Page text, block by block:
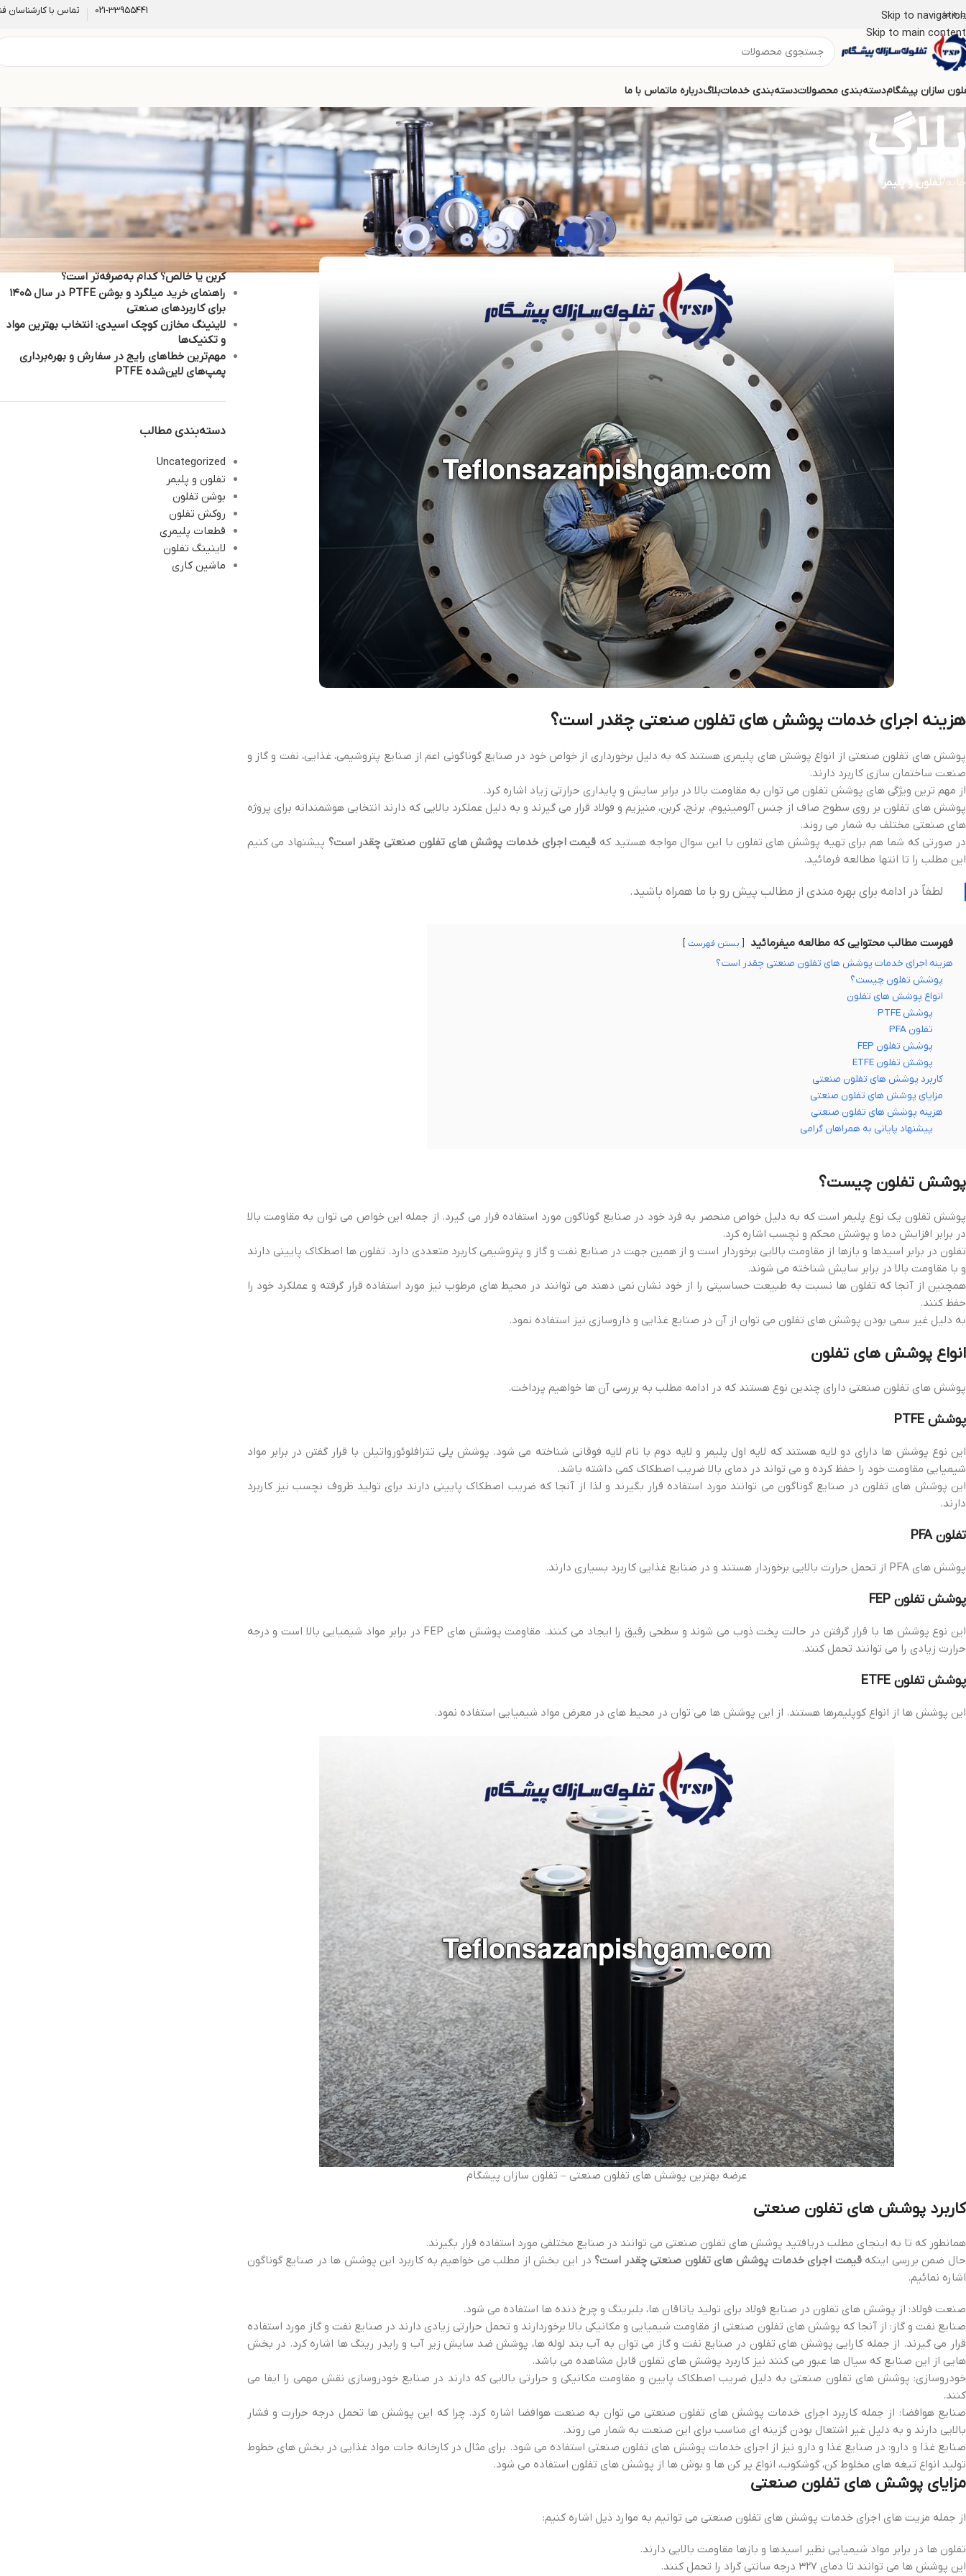
Skip to navigation
Skip to main content
ما 021-33955441 تماس با کارشناسان
سازان پیشگامدسته‌بندی محصولاتدسته‌بندی خدماتبلاگدرباره ماتماس با ما
بلاگ
خانه/تفلون و پلیمر
تفلون و پلیمر
قیمت اجرای خدمات پوشش های تفلون صنعتی چقدر است؟⭐️
در تاریخ آذر ۴, ۱۴۰۳ ۰
هزینه اجرای خدمات پوشش های تفلون صنعتی چقدر است؟
پوشش های تفلون صنعتی از انواع پوشش های پلیمری هستند که به دلیل برخورداری از خواص خود در صنایع گوناگونی اعم از صنایع پتروشیمی، غذایی، نفت و گاز و
صنعت ساختمان سازی کاربرد دارند.
از مهم ترین ویژگی های پوشش تفلون می توان به مقاومت بالا در برابر سایش و پایداری حرارتی زیاد اشاره کرد.
پوشش های تفلون بر روی سطوح صاف از جنس آلومینیوم، برنج، کربن، منیزیم و فولاد قرار می گیرند و به دلیل عملکرد بالایی که دارند انتخابی هوشمندانه برای پروژه
های صنعتی مختلف به شمار می روند.
در صورتی که شما هم برای تهیه پوشش های تفلون با این سوال مواجه هستید که قیمت اجرای خدمات پوشش های تفلون صنعتی چقدر است؟ پیشنهاد می کنیم
این مطلب را تا انتها مطالعه فرمائید.
لطفاً در ادامه برای بهره مندی از مطالب پیش رو با ما همراه باشید.
فهرست مطالب محتوایی که مطالعه میفرمائید بستن فهرست
هزینه اجرای خدمات پوشش های تفلون صنعتی چقدر است؟
پوشش تفلون چیست؟
انواع پوشش های تفلون
پوشش PTFE
تفلون PFA
پوشش تفلون FEP
پوشش تفلون ETFE
کاربرد پوشش های تفلون صنعتی
مزایای پوشش های تفلون صنعتی
هزینه پوشش های تفلون صنعتی
پیشنهاد پایانی به همراهان گرامی
پوشش تفلون چیست؟
پوشش تفلون یک نوع پلیمر است که به دلیل خواص منحصر به فرد خود در صنایع گوناگون مورد استفاده قرار می گیرد. از جمله این خواص می توان به مقاومت بالا
در برابر افزایش دما و پوشش محکم و نچسب اشاره کرد.
تفلون در برابر اسیدها و بازها از مقاومت بالایی برخوردار است و از همین جهت در صنایع نفت و گاز و پتروشیمی کاربرد متعددی دارد. تفلون ها اصطکاک پایینی دارند
و با مقاومت بالا در برابر سایش شناخته می شوند.
همچنین از آنجا که تفلون ها نسبت به طبیعت حساسیتی را از خود نشان نمی دهند می توانند در محیط های مرطوب نیز مورد استفاده قرار گرفته و عملکرد خود را
حفظ کنند.
به دلیل غیر سمی بودن پوشش های تفلون می توان از آن در صنایع غذایی و داروسازی نیز استفاده نمود.
انواع پوشش های تفلون
پوشش های تفلون صنعتی دارای چندین نوع هستند که در ادامه مطلب به بررسی آن ها خواهیم پرداخت.
پوشش PTFE
این نوع پوشش ها دارای دو لایه هستند که لایه اول پلیمر و لایه دوم با نام لایه فوقانی شناخته می شود. پوشش پلی تترافلوئورواتیلن با قرار گفتن در برابر مواد
شیمیایی مقاومت خود را حفظ کرده و می تواند در دمای بالا ضریب اصطکاک کمی داشته باشد.
این پوشش های تفلون در صنایع گوناگون می توانند مورد استفاده قرار بگیرند و لذا از آنجا که ضریب اصطکاک پایینی دارند برای تولید ظروف نچسب نیز کاربرد
دارند.
تفلون PFA
پوشش های PFA از تحمل حرارت بالایی برخوردار هستند و در صنایع غذایی کاربرد بسیاری دارند.
پوشش تفلون FEP
این نوع پوشش ها با قرار گرفتن در حالت پخت ذوب می شوند و سطحی رقیق را ایجاد می کنند. مقاومت پوشش های FEP در برابر مواد شیمیایی بالا است و درجه
حرارت زیادی را می توانند تحمل کنند.
پوشش تفلون ETFE
این پوشش ها از انواع کوپلیمرها هستند. از این پوشش ها می توان در محیط های در معرض مواد شیمیایی استفاده نمود.
عرضه بهترین پوشش های تفلون صنعتی – تفلون سازان پیشگام
کاربرد پوشش های تفلون صنعتی
همانطور که تا به اینجای مطلب دریافتید پوشش های تفلون صنعتی می توانند در صنایع مختلفی مورد استفاده قرار بگیرند.
حال ضمن بررسی اینکهقیمت اجرای خدمات پوشش های تفلون صنعتی چقدر است؟ در این بخش از مطلب می خواهیم به کاربرد این پوشش ها در صنایع گوناگون
اشاره نمائیم.
صنعت فولاد: از پوشش های تفلون در صنایع فولاد برای تولید یاتاقان ها، بلبرینگ و چرخ دنده ها استفاده می شود.
صنایع نفت و گاز: از آنجا که پوشش های تفلون صنعتی از مقاومت شیمیایی و مکانیکی بالا برخوردارند و تحمل حرارتی زیادی دارند در صنایع نفت و گاز مورد استفاده
قرار می گیرند. از جمله کارایی پوشش های تفلون در صنایع نفت و گاز می توان به آب بند لوله ها، پوشش ضد سایش زیر آب و رایدر رینگ ها اشاره کرد. در بخش
هایی از این صنایع که سیال ها عبور می کنند نیز کاربرد پوشش های تفلون قابل مشاهده می باشد.
خودروسازی: پوشش های تفلون صنعتی به دلیل ضریب اصطکاک پایین و مقاومت مکانیکی و حرارتی بالایی که دارند در صنایع خودروسازی نقش مهمی را ایفا می
کنند.
صنایع هوافضا: از جمله کاربرد اجرای خدمات پوشش های تفلون صنعتی می توان به صنعت هوافضا اشاره کرد. چرا که این پوشش ها تحمل درجه حرارت و فشار
بالایی دارند و به دلیل غیر اشتعال بودن گزینه ای مناسب برای این صنعت به شمار می روند.
صنایع غذا و دارو: در صنایع غذا و دارو نیز از اجرای خدمات پوشش های تفلون صنعتی استفاده می شود. برای مثال در کارخانه جات مواد غذایی در بخش های خطوط
تولید انواع تیغه های مخلوط کن، گوشکوب، انواع پر کن ها و بوش ها از پوشش های تفلون استفاده می شود.
مزایای پوشش های تفلون صنعتی
از جمله مزیت های اجرای خدمات پوشش های تفلون صنعتی می توانیم به موارد ذیل اشاره کنیم:
تفلون ها در برابر مواد شیمیایی نظیر اسیدها و بازها مقاومت بالایی دارند.
این پوشش ها می توانند تا دمای ۳۲۷ درجه سانتی گراد را تحمل کنند.
نوشته‌های تازه
بررسی جامع عوامل موثر بر قیمت ورق تفلون
کربن یا خالص؟ کدام به‌صرفه‌تر است؟
راهنمای خرید میلگرد و بوشن PTFE در سال ۱۴۰۵
برای کاربردهای صنعتی
لاینینگ مخازن کوچک اسیدی: انتخاب بهترین مواد
و تکنیک‌ها
مهم‌ترین خطاهای رایج در سفارش و بهره‌برداری
پمپ‌های لاین‌شده PTFE
دسته‌بندی مطالب
Uncategorized
تفلون و پلیمر
بوشن تفلون
روکش تفلون
قطعات پلیمری
لاینینگ تفلون
ماشین کاری